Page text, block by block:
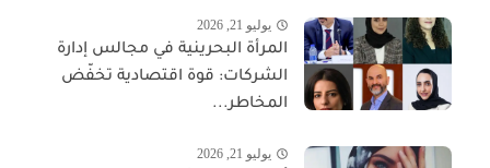
يوليو 21, 2026
المرأة البحرينية في مجالس إدارة
الشركات: قوة اقتصادية تخفّض
المخاطر...
يوليو 21, 2026